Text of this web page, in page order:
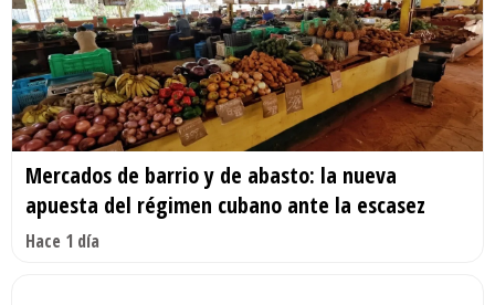
Mercados de barrio y de abasto: la nueva
apuesta del régimen cubano ante la escasez
Hace 1 día